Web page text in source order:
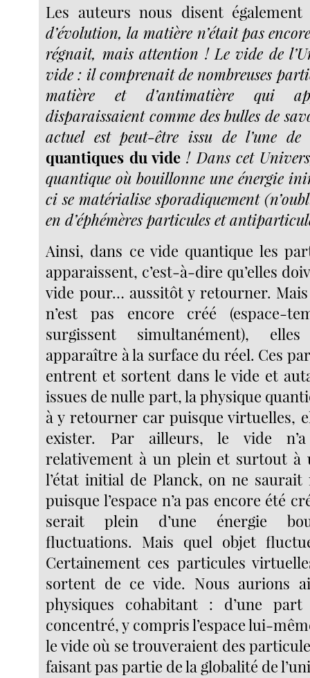
Les auteurs nous disent
d’évolution, la matière n’était pas encore
régnait, mais attention ! Le vide de
vide : il comprenait de nombreuses
matière et d’antimatière qui
disparaissaient comme des bulles de
actuel est peut-être issu de l’une
quantiques du vide! Dans cet
quantique où bouillonne une énergie
ci se matérialise sporadiquement
en d’éphémères particules et
Ainsi, dans ce vide quantique les
apparaissent, c’est-à-dire qu’elles
vide pour… aussitôt y retourner. Mais
n’est pas encore créé (espace-
surgissent simultanément),
apparaître à la surface du réel. Ces
entrent et sortent dans le vide et
issues de nulle part, la physique
à y retourner car puisque virtuelles,
exister. Par ailleurs, le vide
relativement à un plein et surtout à
l’état initial de Planck, on ne
puisque l’espace n’a pas encore été
serait plein d’une énergie
fluctuations. Mais quel objet
Certainement ces particules
sortent de ce vide. Nous aurions
physiques cohabitant : d’une part
concentré, y compris l’espace lui-
le vide où se trouveraient des
faisant pas partie de la globalité de